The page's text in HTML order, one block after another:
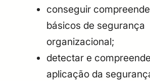
conseguir
básicos de segurança
organizacional;
detectar e
aplicação da